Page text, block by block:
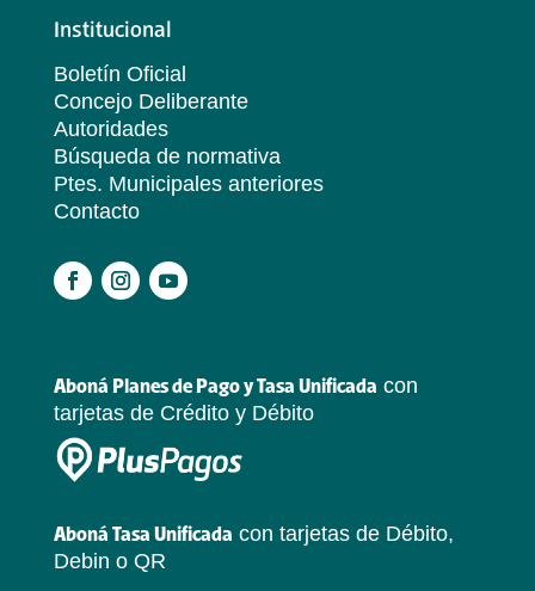
Institucional
Boletín Oficial
Concejo Deliberante
Autoridades
Búsqueda de normativa
Ptes. Municipales anteriores
Contacto
Aboná Planes de Pago y Tasa Unificada con
tarjetas de Crédito y Débito
Aboná Tasa Unificada con tarjetas de Débito,
Debin o QR